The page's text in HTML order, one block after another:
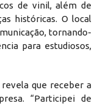
de vinil, além de
históricas. O local
tornando-
para estudiosos,
revela que receber a
“Participei de